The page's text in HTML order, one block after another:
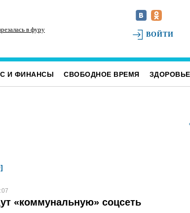
в фуру Инзенцы простятся с земляком, погибшим на
ВОЙТИ
И ФИНАНСЫ СВОБОДНОЕ ВРЕМЯ ЗДОРОВЬЕ
«коммунальную» соцсеть